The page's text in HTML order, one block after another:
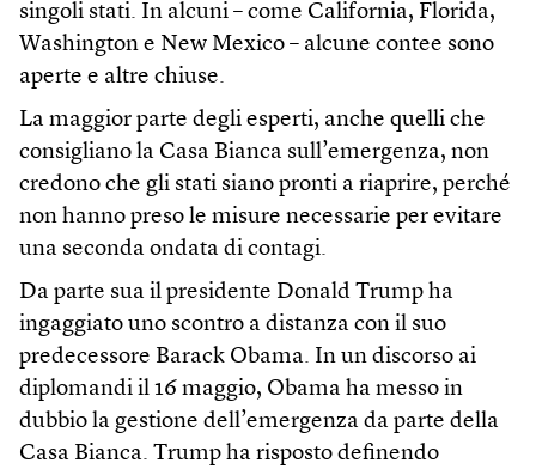
singoli stati. In alcuni – come California, Florida,
Washington e New Mexico – alcune contee sono
aperte e altre chiuse.
La maggior parte degli esperti, anche quelli che
consigliano la Casa Bianca sull’emergenza, non
credono che gli stati siano pronti a riaprire, perché
non hanno preso le misure necessarie per evitare
una seconda ondata di contagi.
Da parte sua il presidente Donald Trump ha
ingaggiato uno scontro a distanza con il suo
predecessore Barack Obama. In un discorso ai
diplomandi il 16 maggio, Obama ha messo in
dubbio la gestione dell’emergenza da parte della
Casa Bianca. Trump ha risposto definendo